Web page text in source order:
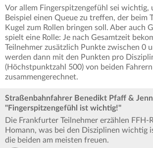
Vor allem Fingerspitzengefühl sei wichtig,
Beispiel einen Queue zu treffen, der beim
Kugel zum Rollen bringen soll. Aber auch
spielt eine Rolle: Je nach Gesamtzeit
Teilnehmer zusätzlich Punkte zwischen 0
werden dann mit den Punkten pro
(Höchstpunktzahl 500) von beiden Fahrern
zusammengerechnet.
Straßenbahnfahrer Benedikt Pfaff &
"Fingerspitzengefühl ist wichtig!"
Die Frankfurter Teilnehmer erzählen FFH-
Homann, was bei den Disziplinen wichtig
die beiden am meisten freuen.